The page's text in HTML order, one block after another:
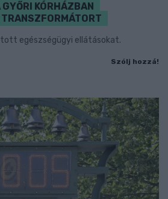
KÓRHÁZBAN
egészségügyi ellátásokat.
Szólj hozzá!